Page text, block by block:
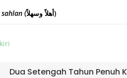
(أهلاً وسهلاً)
Dua Setengah Tahun Penuh